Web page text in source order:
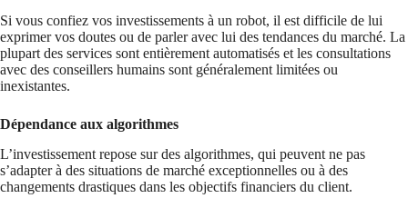
Si vous confiez vos investissements à un robot, il est difficile de lui
exprimer vos doutes ou de parler avec lui des tendances du marché. La
plupart des services sont entièrement automatisés et les consultations
avec des conseillers humains sont généralement limitées ou
inexistantes.
Dépendance aux algorithmes
L’investissement repose sur des algorithmes, qui peuvent ne pas
s’adapter à des situations de marché exceptionnelles ou à des
changements drastiques dans les objectifs financiers du client.